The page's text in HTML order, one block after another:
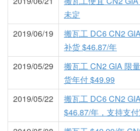
未定
2019/06/19
搬瓦工 DC6 CN2
补货 $46.87/年
2019/05/29
搬瓦工 CN2 GIA 限
货年付 $49.99
2019/05/22
搬瓦工 DC6 CN2
$46.87/年，支持支